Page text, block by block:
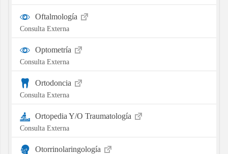
Oftalmología
Consulta Externa
Optometría
Consulta Externa
Ortodoncia
Consulta Externa
Ortopedia Y/O Traumatología
Consulta Externa
Otorrinolaringología